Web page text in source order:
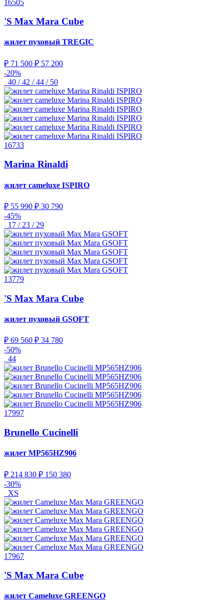
16505
'S Max Mara Cube
жилет пуховый TREGIC
₽ 71 500 ₽ 57 200
-20%
40 / 42 / 44 / 50
16733
Marina Rinaldi
жилет cameluxe ISPIRO
₽ 55 990 ₽ 30 790
-45%
17 / 23 / 29
13779
'S Max Mara Cube
жилет пуховый GSOFT
₽ 69 560 ₽ 34 780
-50%
44
17997
Brunello Cucinelli
жилет MP565HZ906
₽ 214 830 ₽ 150 380
-30%
XS
17967
'S Max Mara Cube
жилет Cameluxe GREENGO